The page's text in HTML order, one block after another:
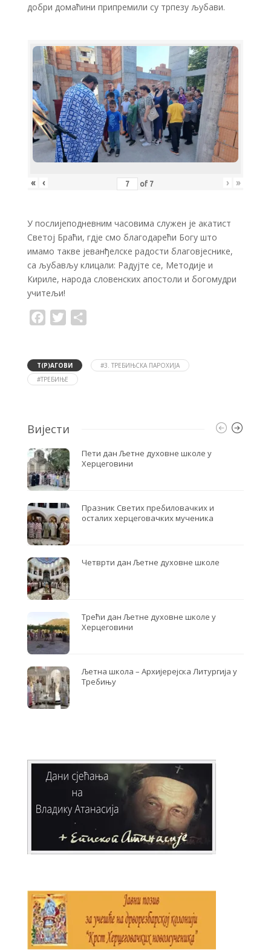
добри домаћини припремили су трпезу љубави.
« ‹ of 7 › »
У послијеподневним часовима служен је акатист
Светој Браћи, гдје смо благодарећи Богу што
имамо такве јеванђелске радости благовјеснике,
са љубављу клицали: Радујте се, Методије и
Кириле, народа словенских апостоли и богомудри
учитељи!
a
o
o
k
T
w
e
r
Т(Р)АГОВИ
#3. ТРЕБИЊСКА ПАРОХИЈА
#ТРЕБИЊЕ
Вијести
Пети дан Љетне духовне школе у
Херцеговини
Празник Светих пребиловачких и
осталих херцеговачких мученика
Четврти дан Љетне духовне школе
Трећи дан Љетне духовне школе у
Херцеговини
Љетна школа – Архијерејска Литургија у
Требињу